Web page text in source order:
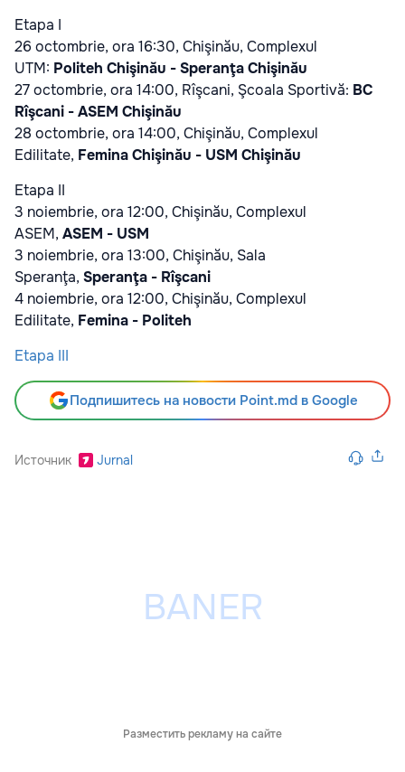
Etapa I
26 octombrie, ora 16:30, Chişinău, Complexul
UTM: Politeh Chişinău - Speranţa Chişinău
27 octombrie, ora 14:00, Rîşcani, Şcoala Sportivă: BC
Rîşcani - ASEM Chişinău
28 octombrie, ora 14:00, Chişinău, Complexul
Edilitate, Femina Chişinău - USM Chişinău
Etapa II
3 noiembrie, ora 12:00, Chişinău, Complexul
ASEM, ASEM - USM
3 noiembrie, ora 13:00, Chişinău, Sala
Speranţa, Speranţa - Rîşcani
4 noiembrie, ora 12:00, Chişinău, Complexul
Edilitate, Femina - Politeh
Etapa III
Подпишитесь на новости Point.md в Google
Источник Jurnal
Разместить рекламу на сайте